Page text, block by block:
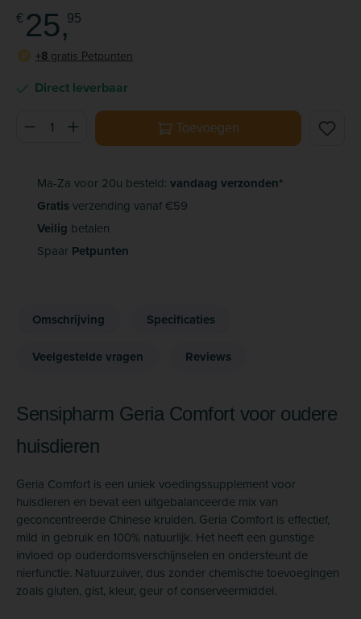
Direct leverbaar
€ 25,95
Producthoeveelheid: Voer de gewenste hoeveelheid in of
Toevoegen
P +8 gratis Petpunten
Ma-Za voor 20u besteld: vandaag verzonden*
Gratisverzending vanaf €59
Veilig betalen
Spaar Petpunten
Omschrijving Specificaties
Veelgestelde vragen Reviews
Sensipharm Geria Comfort voor oudere
huisdieren
Geria Comfort is een uniek voedingssupplement voor
huisdieren en bevat een uitgebalanceerde mix van
geconcentreerde Chinese kruiden. Geria Comfort is effectief,
mild in gebruik en 100% natuurlijk. Het heeft een gunstige
invloed op ouderdomsverschijnselen en ondersteunt de
nierfunctie. Natuurzuiver, dus zonder chemische toevoegingen
zoals gluten, gist, kleur, geur of conserveermiddel.